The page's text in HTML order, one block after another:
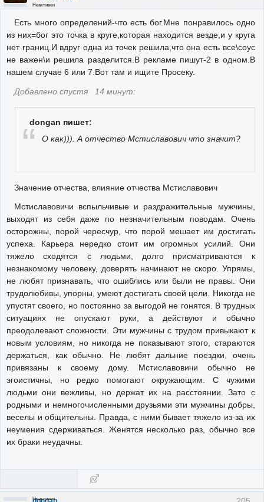
Неактивен
Есть много определений-что есть бог.Мне понравилось одно
из них=бог это точка в круге,которая находится везде,и у круга
нет границ.И вдруг одна из точек решила,что она есть все\соус
не важен\и решила разделится.В рекламе пишут-2 в одном.В
нашем случае 6 или 7.Вот там и ищите Просеку.
Добавлено спустя 14 минут:
dongan пишет:
О как))). А отчество Мстиславович что значит?
Значение отчества, влияние отчества Мстиславович
Мстиславовичи вспыльчивые и раздражительные мужчины,
выходят из себя даже по незначительным поводам. Очень
осторожны, порой чересчур, что порой мешает им достигать
успеха. Карьера нередко стоит им огромных усилий. Они
тяжело сходятся с людьми, долго присматриваются к
незнакомому человеку, доверять начинают не скоро. Упрямы,
не любят признавать, что ошиблись или были не правы. Они
трудолюбивы, упорны, умеют достигать своей цели. Никогда не
упустят своего, но постоянно за выгодой не гонятся. В трудных
ситуациях не опускают руки, а действуют и обычно
преодолевают сложности. Эти мужчины с трудом привыкают к
новым условиям, но никогда не показывают этого, стараются
держаться, как обычно. Не любят дальние поездки, очень
привязаны к своему дому. Мстиславовичи обычно не
эгоистичны, но редко помогают окружающим. С чужими
людьми они вежливы, но держат их на расстоянии. Зато с
родными и немногочисленными друзьями эти мужчины добры,
веселы и общительны. Правда, с ними бывает тяжело из-за их
неумения сдерживаться. Женятся несколько раз, обычно все
их браки неудачны.
Неактивен